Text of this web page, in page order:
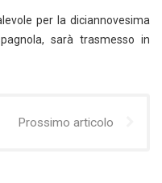
per la diciannovesima
sarà trasmesso in
Prossimo articolo